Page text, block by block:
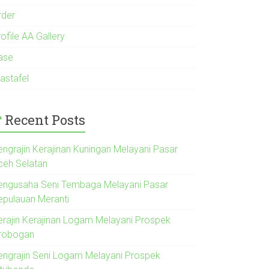
AA Gallery
Recent Posts
Kerajinan Kuningan Melayani Pasar
Selatan
Seni Tembaga Melayani Pasar
Meranti
Kerajinan Logam Melayani Prospek
Seni Logam Melayani Prospek